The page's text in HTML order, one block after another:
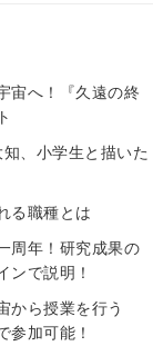
宙へ！『久遠の終
、小学生と描いた
る職種とは
周年！研究成果の
ンで説明！
から授業を行う
参加可能！